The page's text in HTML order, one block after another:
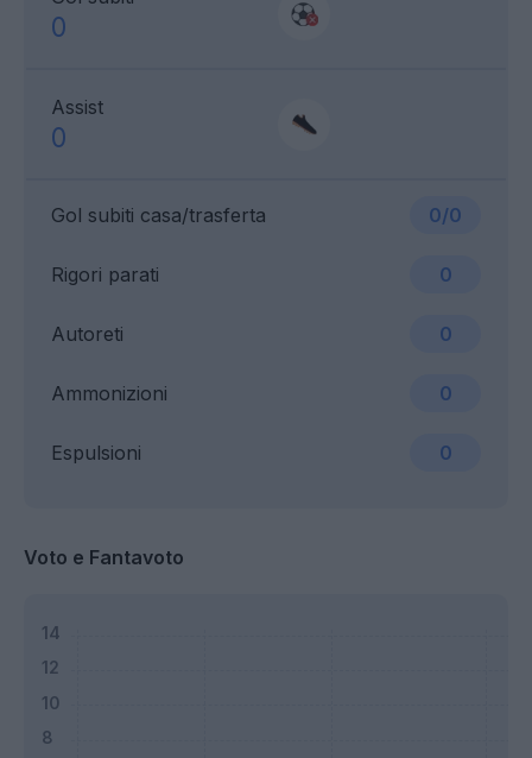
0
Assist
0
Gol subiti casa/trasferta 0/0
Ammonizioni 0
Rigori parati 0
Espulsioni 0
Autoreti 0
Voto e Fantavoto